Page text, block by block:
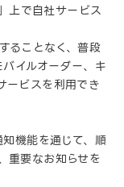
上で自社サービス
ることなく、普段
イルオーダー、キ
ービスを利用でき
機能を通じて、順
重要なお知らせを